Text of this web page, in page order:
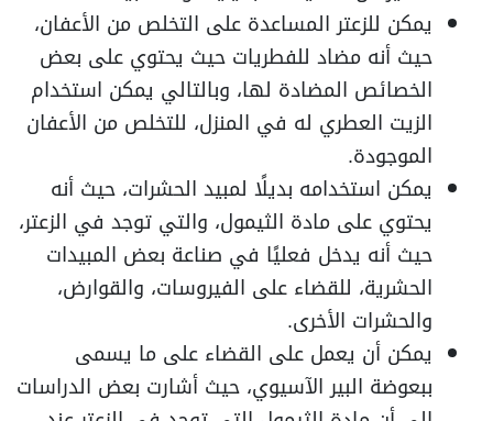
يمكن للزعتر المساعدة على التخلص من الأعفان،
حيث أنه مضاد للفطريات حيث يحتوي على بعض
الخصائص المضادة لها، وبالتالي يمكن استخدام
الزيت العطري له في المنزل، للتخلص من الأعفان
الموجودة.
يمكن استخدامه بديلًا لمبيد الحشرات، حيث أنه
يحتوي على مادة الثيمول، والتي توجد في الزعتر،
حيث أنه يدخل فعليًا في صناعة بعض المبيدات
الحشرية، للقضاء على الفيروسات، والقوارض،
والحشرات الأخرى.
يمكن أن يعمل على القضاء على ما يسمى
ببعوضة البير الآسيوي، حيث أشارت بعض الدراسات